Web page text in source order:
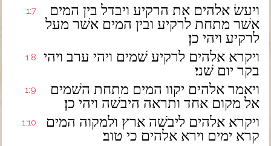
1:7
ויעשׂ אלהים את הרקיע ויבדל בין המים
אשׁר מתחת לרקיע ובין המים אשׁר מעל
לרקיע ויהי כן׃
1:8
ויקרא אלהים לרקיע שׁמים ויהי ערב ויהי
בקר יום שׁני׃
1:9
ויאמר אלהים יקוו המים מתחת השׁמים
אל מקום אחד ותראה היבשׁה ויהי כן׃
1:10
ויקרא אלהים ליבשׁה ארץ ולמקוה המים
קרא ימים וירא אלהים כי טוב׃